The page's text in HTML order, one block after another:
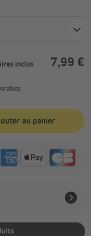
inclus 7,99 €
souhaitée ou
au panier